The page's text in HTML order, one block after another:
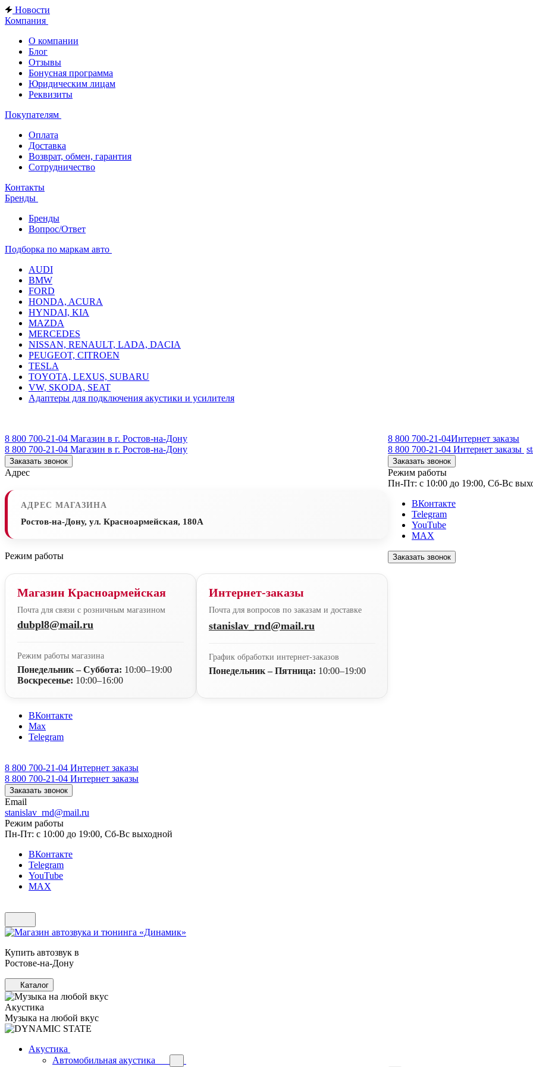
Новости
Компания
О компании
Блог
Отзывы
Бонусная программа
Юридическим лицам
Реквизиты
Покупателям
Оплата
Доставка
Возврат, обмен, гарантия
Сотрудничество
Контакты
Бренды
Бренды
Вопрос/Ответ
Подборка по маркам авто
AUDI
BMW
FORD
HONDA, ACURA
HYNDAI, KIA
MAZDA
MERCEDES
NISSAN, RENAULT, LADA, DACIA
PEUGEOT, CITROEN
TESLA
TOYOTA, LEXUS, SUBARU
VW, SKODA, SEAT
Адаптеры для подключения акустики и усилителя
8 800 700-21-04 Магазин в г. Ростов-на-Дону
8 800 700-21-04 Магазин в г. Ростов-на-Дону
Заказать звонок
Адрес
АДРЕС МАГАЗИНА
Ростов-на-Дону, ул. Красноармейская, 180А
Режим работы
Магазин Красноармейская
Почта для связи с розничным магазином
dubpl8@mail.ru
Режим работы магазина
Понедельник – Суббота: 10:00–19:00
Воскресенье: 10:00–16:00
Интернет-заказы
Почта для вопросов по заказам и доставке
stanislav_rnd@mail.ru
График обработки интернет-заказов
Понедельник – Пятница: 10:00–19:00
ВКонтакте
Max
Telegram
8 800 700-21-04 Интернет заказы
8 800 700-21-04 Интернет заказы
Заказать звонок
Email
stanislav_rnd@mail.ru
Режим работы
Пн-Пт: с 10:00 до 19:00, Сб-Вс выходной
ВКонтакте
Telegram
YouTube
MAX
8 800 700-21-04Интернет заказы
8 800 700-21-04 Интернет заказы
Заказать звонок
Режим работы
Пн-Пт: с 10:00 до 19:00, Сб-Вс
ВКонтакте
Telegram
YouTube
MAX
Заказать звонок
Купить автозвук в
Ростове-на-Дону
Каталог
Акустика
Музыка на любой вкус
Акустика
Автомобильная акустика